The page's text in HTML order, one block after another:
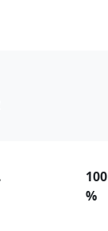
100
%